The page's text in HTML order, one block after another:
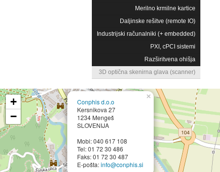
Merilno krmilne kartice
Daljinske rešitve (remote IO)
Industrijski računalniki (+ embedded)
PXI, cPCI sistemi
Razširitvena ohišja
3D optična skenirna glava (scanner)
Conphis d.o.o
Kersnikova 27
1234 Mengeš
SLOVENIJA
Mobi: 040 617 108
Tel: 01 72 30 486
Faks: 01 72 30 487
E-pošta:info@conphis.si
×
+
−